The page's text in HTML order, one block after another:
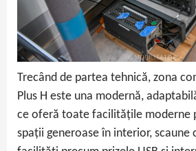
Trecând de partea tehnică, zona
Plus H este una modernă,
ce oferă toate facilitățile moderne
spații generoase în interior,